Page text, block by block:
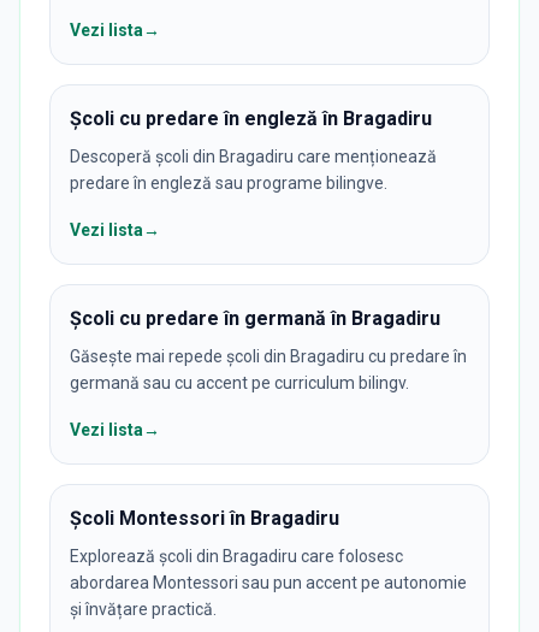
Vezi lista→
Școli cu predare în engleză în Bragadiru
Descoperă școli din Bragadiru care menționează
predare în engleză sau programe bilingve.
Vezi lista→
Școli cu predare în germană în Bragadiru
Găsește mai repede școli din Bragadiru cu predare în
germană sau cu accent pe curriculum bilingv.
Vezi lista→
Școli Montessori în Bragadiru
Explorează școli din Bragadiru care folosesc
abordarea Montessori sau pun accent pe autonomie
și învățare practică.